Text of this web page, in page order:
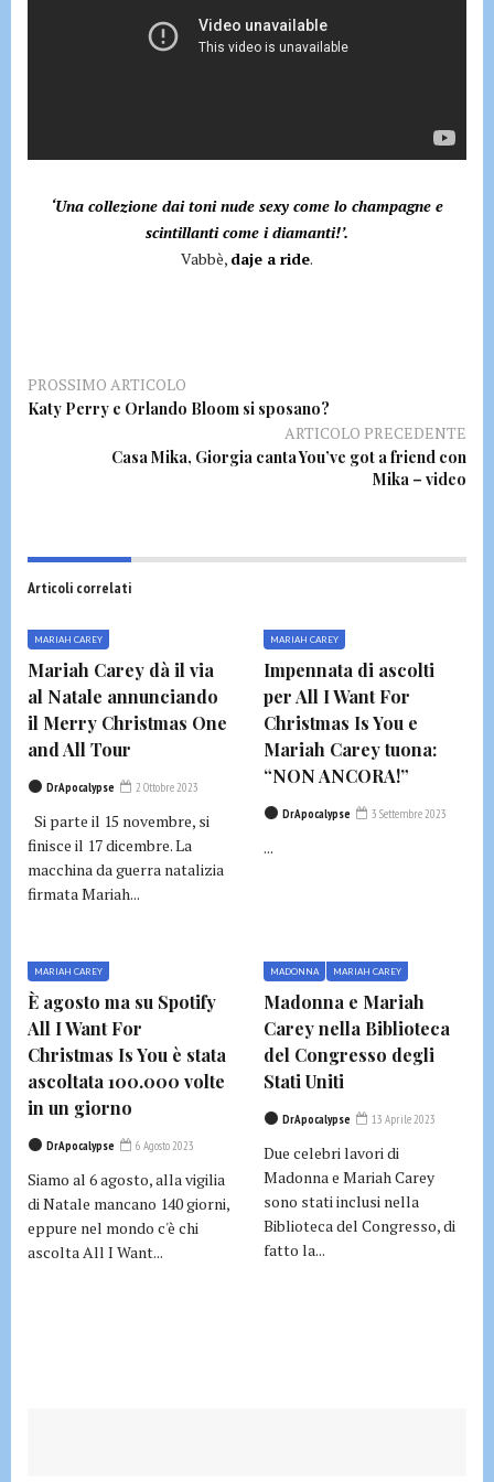
‘Una collezione dai toni nude sexy come lo champagne e
scintillanti come i diamanti!’.
Vabbè, daje a ride.
PROSSIMO ARTICOLO
Katy Perry e Orlando Bloom si sposano?
ARTICOLO PRECEDENTE
Casa Mika, Giorgia canta You’ve got a friend con
Mika – video
Articoli correlati
MARIAH CAREY
Mariah Carey dà il via
al Natale annunciando
il Merry Christmas One
and All Tour
DrApocalypse 2 Ottobre 2023
Si parte il 15 novembre, si
finisce il 17 dicembre. La
macchina da guerra natalizia
firmata Mariah...
MARIAH CAREY
Impennata di ascolti
per All I Want For
Christmas Is You e
Mariah Carey tuona:
“NON ANCORA!”
DrApocalypse 3 Settembre 2023
...
MARIAH CAREY
È agosto ma su Spotify
All I Want For
Christmas Is You è stata
ascoltata 100.000 volte
in un giorno
DrApocalypse 6 Agosto 2023
Siamo al 6 agosto, alla vigilia
di Natale mancano 140 giorni,
eppure nel mondo c'è chi
ascolta All I Want...
MADONNA MARIAH CAREY
Madonna e Mariah
Carey nella Biblioteca
del Congresso degli
Stati Uniti
DrApocalypse 13 Aprile 2023
Due celebri lavori di
Madonna e Mariah Carey
sono stati inclusi nella
Biblioteca del Congresso, di
fatto la...